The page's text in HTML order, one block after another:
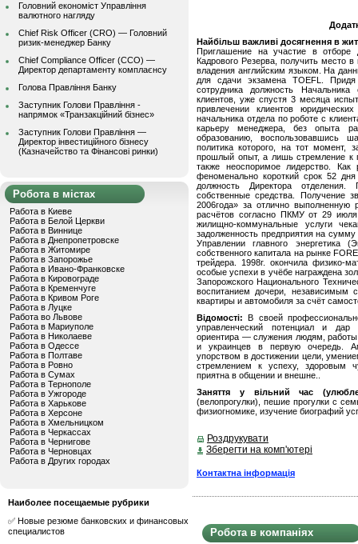
Головний економіст Управління
валютного нагляду
Chief Risk Officer (CRO) — Головний
ризик-менеджер Банку
Chief Compliance Officer (CCO) —
Директор департаменту комплаєнсу
Голова Правління Банку
Заступник Голови Правління -
напрямок «Транзакційний бізнес»
Заступник Голови Правління —
Директор інвестиційного бізнесу
(Казначейство та Фінансові ринки)
Робота в містах
Работа в Киеве
Работа в Белой Церкви
Работа в Виннице
Работа в Днепропетровске
Работа в Житомире
Работа в Запорожье
Работа в Ивано-Франковске
Работа в Кировограде
Работа в Кременчуге
Работа в Кривом Роге
Работа в Луцке
Работа во Львове
Работа в Мариуполе
Работа в Николаеве
Работа в Одессе
Работа в Полтаве
Работа в Ровно
Работа в Сумах
Работа в Тернополе
Работа в Ужгороде
Работа в Харькове
Работа в Херсоне
Работа в Хмельницком
Работа в Черкассах
Работа в Чернигове
Работа в Черновцах
Работа в Других городах
Наиболее посещаемые рубрики
✅ Новые резюме банковских и финансовых
специалистов
Найбільш важливі досягнення в
Приглашение на участие в отборе
Кадрового Резерва, получить место в
владения английским языком. На
для сдачи экзамена TOEFL.
сотрудника должность
клиентов, уже спустя 3 месяца
привлечении клиентов
начальника отдела по роботе с
карьеру менеджера, без опыта
образованию, воспользовавшись
политика которого, на тот момент,
прошлый опыт, а лишь стремление к
также неоспоримое лидерство.
феноменально короткий срок 52
должность Директора отделения.
собственные средства. Получение
2006года» за отлично
расчётов согласно ПКМУ от 29
жилищно-коммунальные услуги
задолженность предприятия на
Управлении главного энергетика
собственного капитала на рынке
трейдера. 1998г. окончила физико-
особые успехи в учёбе награждена
Запорожского Национального
воспитанием дочери, независимым
квартиры и автомобиля за счёт
Відомості: В своей
управленческий потенциал и дар
ориентира — служения людям,
и украинцев в первую очередь.
упорством в достижении цели,
стремлением к успеху, здоровым
приятна в общении и внешне..
Заняття у вільний час
(велопрогулки), пешие прогулки с
физиогномике, изучение биографий
Роздрукувати
Зберегти на комп'ютері
Контактна інформація
Робота в компаніях